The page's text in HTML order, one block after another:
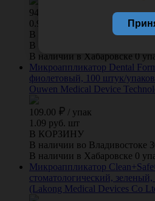
94.00
0.94 руб. шт
В КОРЗИНУ
В наличии во Владивостоке
В наличии в Хабаровске 0
Микроаппликатор Dental
фиолетовый, 100 штук/
Ouwen Medical Device
109.00 / упак
1.09 руб. шт
В КОРЗИНУ
В наличии во Владивостоке
В наличии в Хабаровске 0
Микроаппликатор
стоматологический,
(Lakong Medical Devices Cо